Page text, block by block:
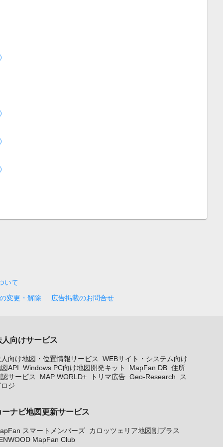
いて
変更・解除
広告掲載のお問合せ
人向けサービス
向け地図・位置情報サービス
WEBサイト・システム向け
API Windows PC向け地図開発キット MapFan DB 住所
サービス
MAP WORLD+ トリマ広告 Geo-Research
ス
ジ
ーナビ地図更新サービス
スマートメンバーズ カロッツェリア地図割プラス
MapFan Club